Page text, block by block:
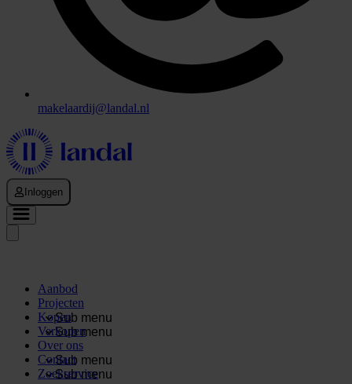
makelaardij@landal.nl
Inloggen
Aanbod
Projecten
Sub menu
Kopen
Sub menu
Verkopen
Over ons
Sub menu
Contact
Sub menu
Zoekservice